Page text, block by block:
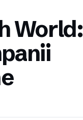
World: